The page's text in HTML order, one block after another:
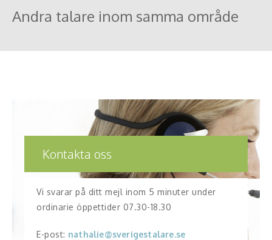
Andra talare inom samma område
Kontakta oss
Vi svarar på ditt mejl inom 5 minuter under
ordinarie öppettider 07.30-18.30
E-post: nathalie@sverigestalare.se